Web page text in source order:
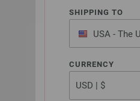
SHIPPING TO
USA - The
of America
CURRENCY